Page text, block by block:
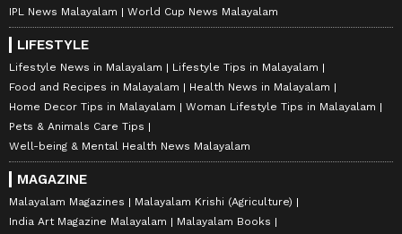
IPL News Malayalam
World Cup News Malayalam
LIFESTYLE
Lifestyle News in Malayalam
Lifestyle Tips in Malayalam
Food and Recipes in Malayalam
Health News in Malayalam
Home Decor Tips in Malayalam
Woman Lifestyle Tips in Malayalam
Pets & Animals Care Tips
Well-being & Mental Health News Malayalam
MAGAZINE
Malayalam Magazines
Malayalam Krishi (Agriculture)
India Art Magazine Malayalam
Malayalam Books